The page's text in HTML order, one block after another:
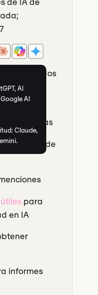
AI
AI
Claude,
relacionados
en
y de idiomas
con la de
para
en IA
informes